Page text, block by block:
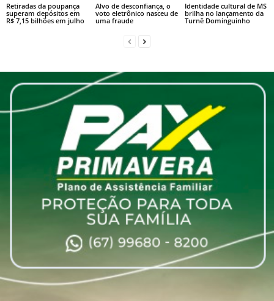
Retiradas da poupança
superam depósitos em
R$ 7,15 bilhões em julho
Alvo de desconfiança, o
voto eletrônico nasceu de
uma fraude
Identidade cultural de MS
brilha no lançamento da
Turnê Dominguinho